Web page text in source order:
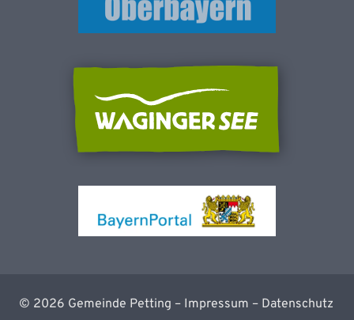
© 2026 Gemeinde Petting – Impressum – Datenschutz